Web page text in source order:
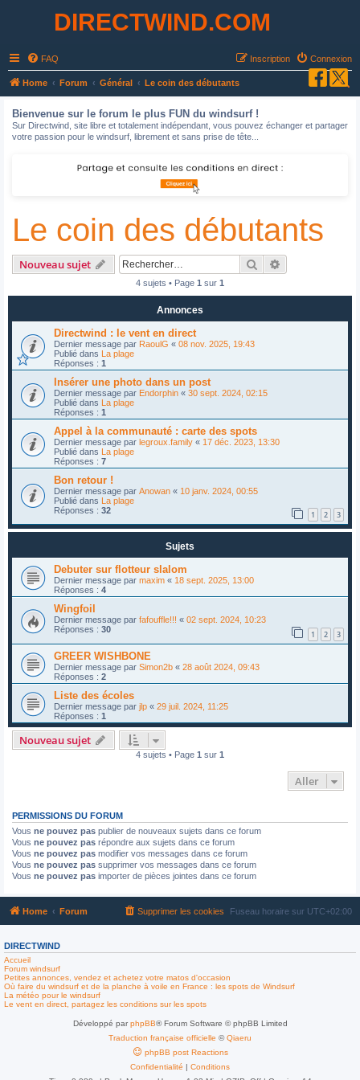
DIRECTWIND.COM
FAQ Connexion
Inscription
Home Forum Général Le coin des débutants
Bienvenue sur le forum le plus FUN du windsurf !
Sur Directwind, site libre et totalement indépendant, vous pouvez échanger et partager
votre passion pour le windsurf, librement et sans prise de tête...
Le coin des débutants
Nouveau sujet Rechercher
4 sujets • Page 1 sur 1
Annonces
Directwind : le vent en direct
Dernier message par RaoulG « 08 nov. 2025, 19:43
Publié dans La plage
Réponses : 1
Insérer une photo dans un post
Dernier message par Endorphin « 30 sept. 2024, 02:15
Publié dans La plage
Réponses : 1
Appel à la communauté : carte des spots
Dernier message par legroux.family « 17 déc. 2023, 13:30
Publié dans La plage
Réponses : 7
Bon retour !
Dernier message par Anowan « 10 janv. 2024, 00:55
Publié dans La plage
Réponses : 32 1 2 3
Sujets
Debuter sur flotteur slalom
Dernier message par maxim « 18 sept. 2025, 13:00
Réponses : 4
Wingfoil
Dernier message par fafouffle!!! « 02 sept. 2024, 10:23
Réponses : 30 1 2 3
GREER WISHBONE
Dernier message par Simon2b « 28 août 2024, 09:43
Réponses : 2
Liste des écoles
Dernier message par jlp « 29 juil. 2024, 11:25
Réponses : 1
Nouveau sujet
4 sujets • Page 1 sur 1
Aller
PERMISSIONS DU FORUM
Vous ne pouvez pas publier de nouveaux sujets dans ce forum
Vous ne pouvez pas répondre aux sujets dans ce forum
Vous ne pouvez pas modifier vos messages dans ce forum
Vous ne pouvez pas supprimer vos messages dans ce forum
Vous ne pouvez pas importer de pièces jointes dans ce forum
Home Forum Fuseau horaire sur UTC+02:00
Supprimer les cookies
DIRECTWIND
Accueil
Forum windsurf
Petites annonces, vendez et achetez votre matos d'occasion
Où faire du windsurf et de la planche à voile en France : les spots de Windsurf
La météo pour le windsurf
Le vent en direct, partagez les conditions sur les spots
Développé parphpBB® Forum Software © phpBB Limited
Traduction française officielle ©Qiaeru
phpBB post Reactions
Confidentialité | Conditions